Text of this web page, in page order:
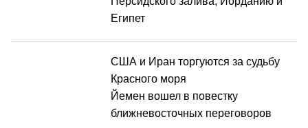
Египет
США и Иран торгуются за судьбу
Красного моря
Йемен вошел в повестку
ближневосточных переговоров